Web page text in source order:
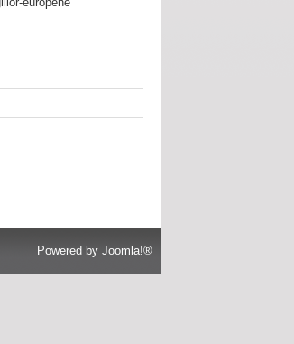
Powered by Joomla!®